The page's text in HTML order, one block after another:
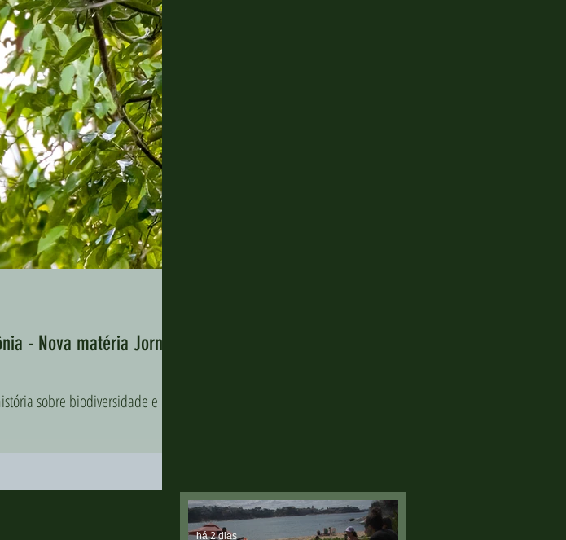
- Nova matéria Jornal
sobre biodiversidade e
há 2 dias